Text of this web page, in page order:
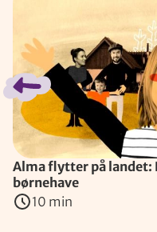
Kan Alma finde nye
Instruktører:
Christian Sønderby
( Danmark , 2018)
Alma flytter på landet:
børnehave
10 min